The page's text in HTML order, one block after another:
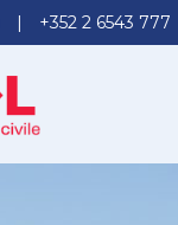
+352 2 6543 777